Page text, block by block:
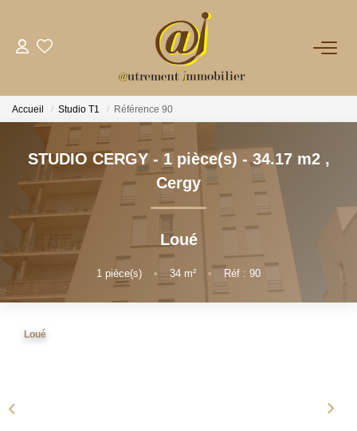
NOTRE AGENCE
VENTES
LOCATIONS
NOS PLUS
Accueil Studio T1 Référence 90
STUDIO CERGY - 1 pièce(s) - 34.17 m2 ,
Cergy
Loué
1 pièce(s) • 34 m² • Réf : 90
Loué